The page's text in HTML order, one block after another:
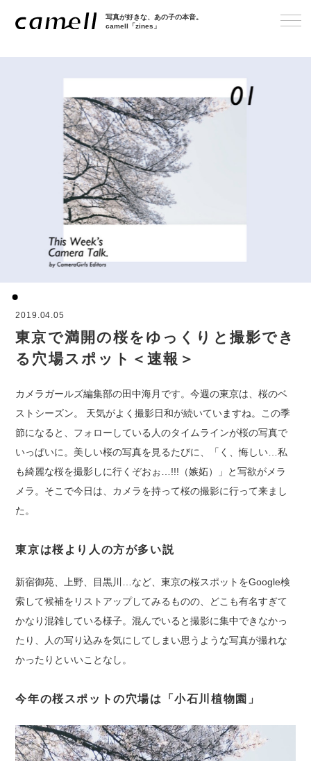
写真が好きな、あの子の本音。
camell「zines」
2019.04.05
東京で満開の桜をゆっくりと撮影でき
る穴場スポット＜速報＞
カメラガールズ編集部の田中海月です。今週の東京は、桜のベ
ストシーズン。 天気がよく撮影日和が続いていますね。この季
節になると、フォローしている人のタイムラインが桜の写真で
いっぱいに。美しい桜の写真を見るたびに、「く、悔しい…私
も綺麗な桜を撮影しに行くぞおぉ…!!!（嫉妬）」と写欲がメラ
メラ。そこで今日は、カメラを持って桜の撮影に行って来まし
た。
東京は桜より人の方が多い説
新宿御苑、上野、目黒川…など、東京の桜スポットをGoogle検
索して候補をリストアップしてみるものの、どこも有名すぎて
かなり混雑している様子。混んでいると撮影に集中できなかっ
たり、人の写り込みを気にしてしまい思うような写真が撮れな
かったりといいことなし。
今年の桜スポットの穴場は「小石川植物園」